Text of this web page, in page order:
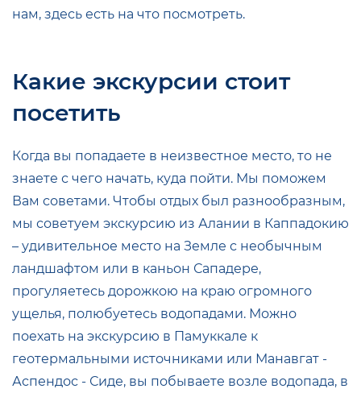
нам, здесь есть на что посмотреть.
Какие экскурсии стоит
посетить
Когда вы попадаете в неизвестное место, то не
знаете с чего начать, куда пойти. Мы поможем
Вам советами. Чтобы отдых был разнообразным,
мы советуем экскурсию из Алании в Каппадокию
– удивительное место на Земле с необычным
ландшафтом или в каньон Сападере,
прогуляетесь дорожкою на краю огромного
ущелья, полюбуетесь водопадами. Можно
поехать на экскурсию в Памуккале к
геотермальными источниками или Манавгат -
Аспендос - Сиде, вы побываете возле водопада, в